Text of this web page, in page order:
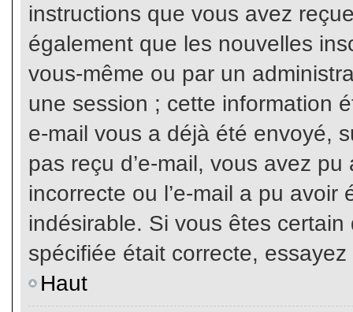
instructions que vous avez
également que les nouvelles
vous-même ou par un
une session ; cette information
e-mail vous a déjà été envoyé,
pas reçu d’e-mail, vous avez
incorrecte ou l’e-mail a pu
indésirable. Si vous êtes
spécifiée était correcte,
Haut